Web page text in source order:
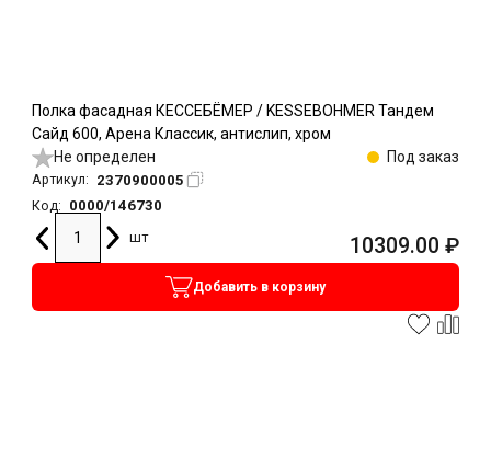
Полка фасадная КЕССЕБЁМЕР / KESSEBOHMER Тандем
Сайд 600, Арена Классик, антислип, хром
Не определен
Под заказ
Артикул: 2370900005
Код:
0000/146730
шт
10309.00 ₽
Добавить в корзину